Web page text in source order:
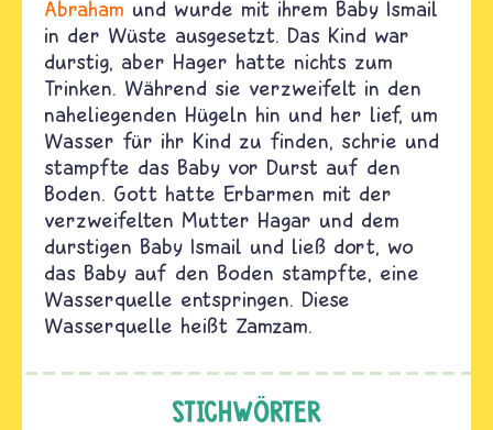
Abraham und wurde mit ihrem Baby Ismail
in der Wüste ausgesetzt. Das Kind war
durstig, aber Hager hatte nichts zum
Trinken. Während sie verzweifelt in den
naheliegenden Hügeln hin und her lief, um
Wasser für ihr Kind zu finden, schrie und
stampfte das Baby vor Durst auf den
Boden. Gott hatte Erbarmen mit der
verzweifelten Mutter Hagar und dem
durstigen Baby Ismail und ließ dort, wo
das Baby auf den Boden stampfte, eine
Wasserquelle entspringen. Diese
Wasserquelle heißt Zamzam.
STICHWÖRTER